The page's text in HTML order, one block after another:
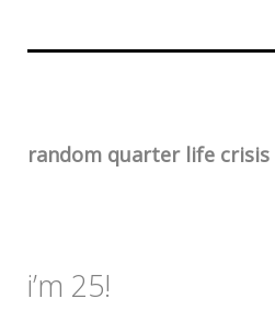
random quarter life
i’m 25!